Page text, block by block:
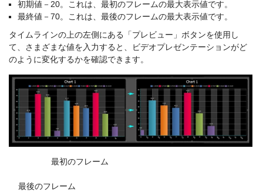
初期値－20。これは、最初のフレームの最大表示値です。
最終値－70。これは、最後のフレームの最大表示値です。
タイムラインの上の左側にある「プレビュー」ボタンを使用し
て、さまざまな値を入力すると、ビデオプレゼンテーションがど
のように変化するかを確認できます。
最初のフレーム
最後のフレーム